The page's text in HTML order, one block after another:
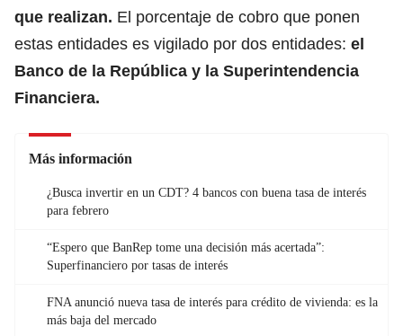
que realizan. El porcentaje de cobro que ponen
estas entidades es vigilado por dos entidades: el
Banco de la República y la Superintendencia
Financiera.
Más información
¿Busca invertir en un CDT? 4 bancos con buena tasa de interés
para febrero
“Espero que BanRep tome una decisión más acertada”:
Superfinanciero por tasas de interés
FNA anunció nueva tasa de interés para crédito de vivienda: es la
más baja del mercado